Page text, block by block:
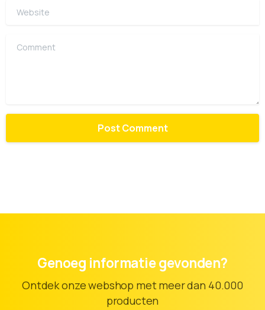
Website
Comment
Genoeg informatie gevonden?
Ontdek onze webshop met meer dan 40.000
producten